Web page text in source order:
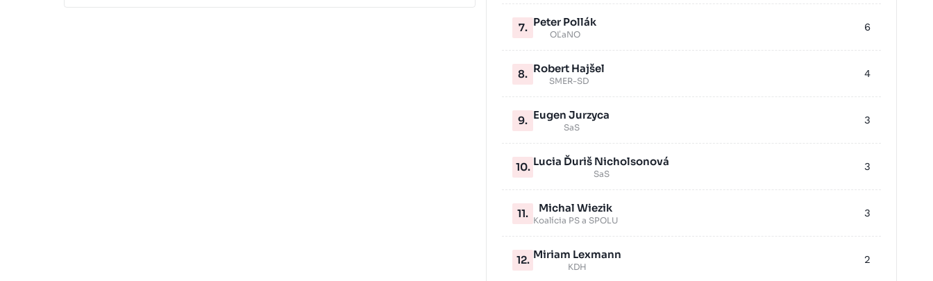
7. Peter Pollák
OĽaNO
6
8. Robert Hajšel
SMER-SD
4
9. Eugen Jurzyca
SaS
3
10. Lucia Ďuriš Nicholsonová
SaS
3
11. Michal Wiezik
Koalícia PS a SPOLU
3
12. Miriam Lexmann
KDH
2